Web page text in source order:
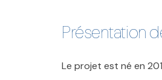
Présentation
Le projet est né en